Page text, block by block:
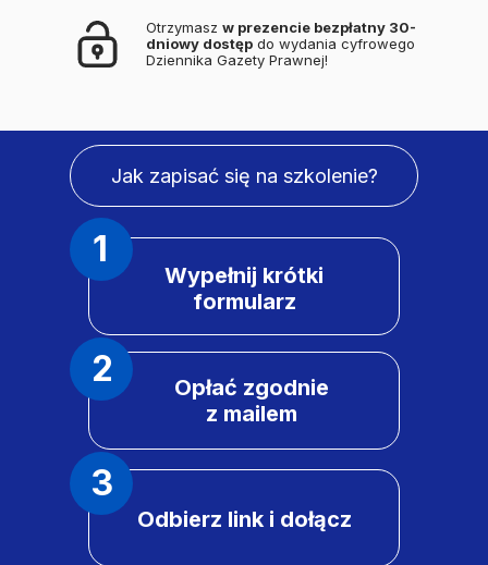
Otrzymasz w prezencie bezpłatny 30-
dniowy dostęp do wydania cyfrowego
Dziennika Gazety Prawnej!
Jak zapisać się na szkolenie?
1
Wypełnij krótki
formularz
Opłać zgodnie
z mailem
2
Odbierz link i dołącz
3